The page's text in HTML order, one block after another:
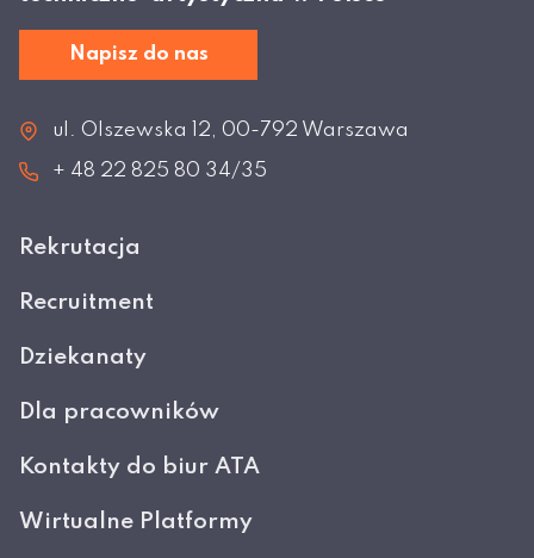
Napisz do nas
ul. Olszewska 12, 00-792 Warszawa
+ 48 22 825 80 34/35
Rekrutacja
Recruitment
Dziekanaty
Dla pracowników
Kontakty do biur ATA
Wirtualne Platformy